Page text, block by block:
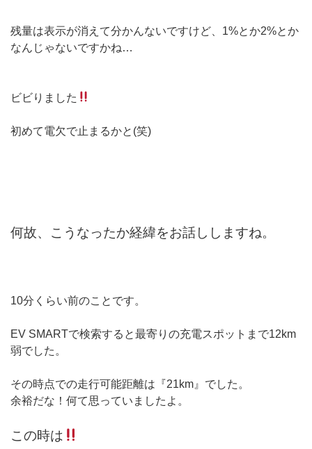
残量は表示が消えて分かんないですけど、1%とか2%とか
なんじゃないですかね…
ビビりました
初めて電欠で止まるかと(笑)
何故、こうなったか経緯をお話ししますね。
10分くらい前のことです。
EV SMARTで検索すると最寄りの充電スポットまで12km
弱でした。
その時点での走行可能距離は『21km』でした。
余裕だな！何て思っていましたよ。
この時は